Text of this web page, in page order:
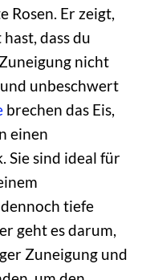
Rosen. Er zeigt,
dass du
nicht
unbeschwert
brechen das Eis,
einen
Sie sind ideal für
tiefe
geht es darum,
Zuneigung und